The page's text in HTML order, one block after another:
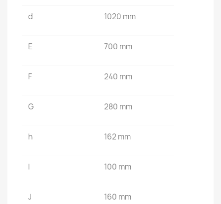
d 1020 mm
E 700 mm
F 240 mm
G 280 mm
h 162 mm
l 100 mm
J 160 mm